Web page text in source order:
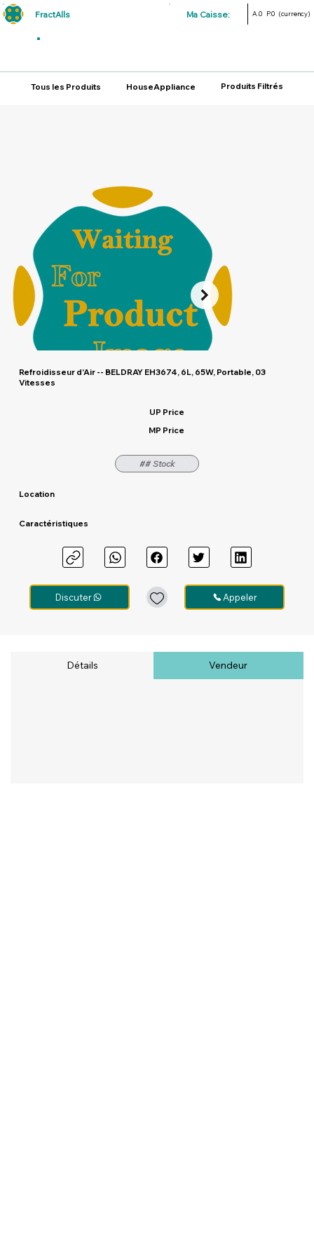
FractAlls Ma Caisse: A.0 P.0 (currency)
Tous les Produits HouseAppliance Produits Filtrés
Refroidisseur d'Air -- BELDRAY EH3674, 6L, 65W, Portable, 03
Vitesses
UP Price
MP Price
## Stock
Location
Caractéristiques
Discuter Appeler
Détails Vendeur